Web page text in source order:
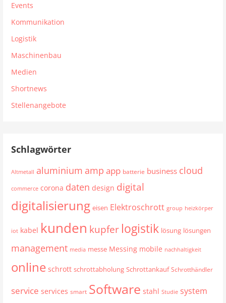
Events
Kommunikation
Logistik
Maschinenbau
Medien
Shortnews
Stellenangebote
Schlagwörter
Altmetall aluminium amp app batterie business cloud
commerce corona daten design digital
digitalisierung eisen Elektroschrott group heizkörper
iot kabel kunden kupfer logistik lösung lösungen
management media messe Messing mobile nachhaltigkeit
online schrott schrottabholung Schrottankauf Schrotthändler
service services smart Software stahl Studie system